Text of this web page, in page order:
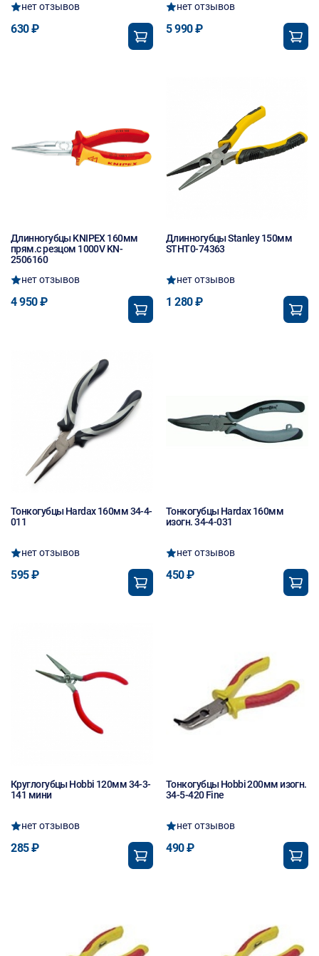
нет отзывов
630 ₽
нет отзывов
5 990 ₽
Длинногубцы KNIPEX 160мм
прям.с резцом 1000V KN-
2506160
нет отзывов
4 950 ₽
Длинногубцы Stanley 150мм
STHT0-74363
нет отзывов
1 280 ₽
Тонкогубцы Hardax 160мм 34-4-
011
нет отзывов
595 ₽
Тонкогубцы Hardax 160мм
изогн. 34-4-031
нет отзывов
450 ₽
Круглогубцы Hobbi 120мм 34-3-
141 мини
нет отзывов
285 ₽
Тонкогубцы Hobbi 200мм изогн.
34-5-420 Fine
нет отзывов
490 ₽